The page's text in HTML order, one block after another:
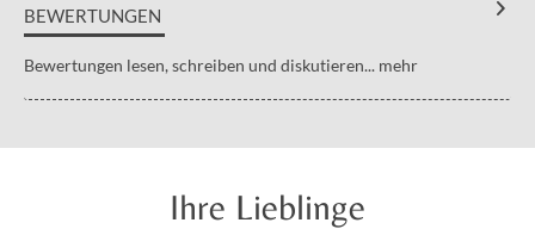
BEWERTUNGEN
Bewertungen lesen, schreiben und diskutieren... mehr
Ihre Lieblinge